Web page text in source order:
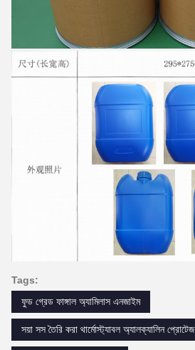
Tags:
ফুড গ্রেড ফাঙ্গাল অ্যামিলাস এনজাইম
সয়া সস তৈরি করা থার্মোস্ট্যাবল অ্যালক্যালিন প্রোটেজ